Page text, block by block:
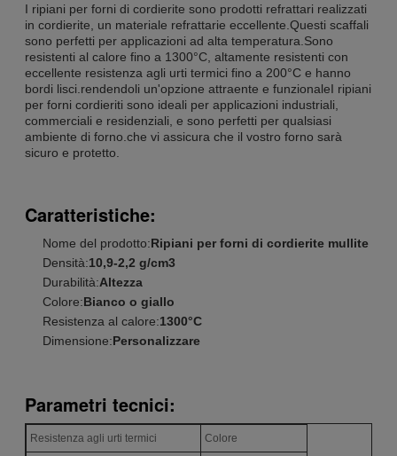
I ripiani per forni di cordierite sono prodotti refrattari realizzati
in cordierite, un materiale refrattarie eccellente.Questi scaffali
sono perfetti per applicazioni ad alta temperatura.Sono
resistenti al calore fino a 1300°C, altamente resistenti con
eccellente resistenza agli urti termici fino a 200°C e hanno
bordi lisci.rendendoli un'opzione attraente e funzionaleI ripiani
per forni cordieriti sono ideali per applicazioni industriali,
commerciali e residenziali, e sono perfetti per qualsiasi
ambiente di forno.che vi assicura che il vostro forno sarà
sicuro e protetto.
Caratteristiche:
Nome del prodotto:Ripiani per forni di cordierite mullite
Densità:10,9-2,2 g/cm3
Durabilità:Altezza
Colore:Bianco o giallo
Resistenza al calore:1300°C
Dimensione:Personalizzare
Parametri tecnici:
Resistenza agli urti termici
Colore